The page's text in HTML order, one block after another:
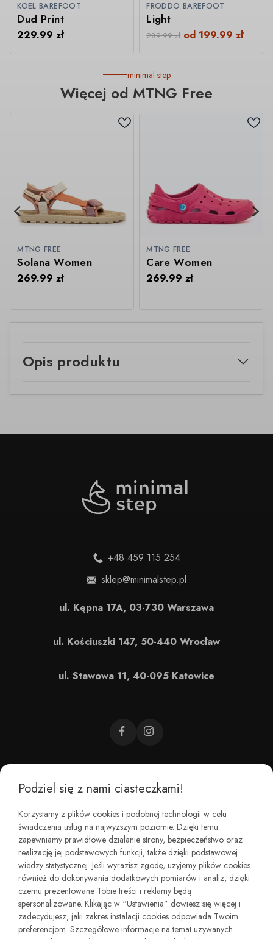
KOEL BAREFOOT
Dud Print
229.99zł
FRODDO BAREFOOT
Light
289.99zł od 199.99zł
minimal step
Więcej od MTNG Free
MTNG FREE
Solana Women
269.99zł
MTNG FREE
Care Women
269.99zł
Opis produktu
CZEMU BAREFOOT?
KIM JESTEŚMY?
REGULAMINY I ZWROTY
+48 459 115 254
sklep@minimalstep.pl
ul. Kępna 17A, 03-730 Warszawa
ul. Kościuszki 147, 50-440 Wrocław
ul. Stawowa 11, 40-095 Katowice
Podziel się z nami ciasteczkami!
Korzystamy z plików cookies i podobnej technologii w celu
świadczenia usług na najwyższym poziomie. Dzięki temu
zapewniamy prawidłowe działanie strony, bezpieczeństwo oraz
realizację jej podstawowych funkcji, także dzięki podstawowej
wiedzy statystycznej. Jeśli wyrazisz zgodę, użyjemy plików cookies
również do dokonywania dodatkowych pomiarów i analiz, dzięki
czemu prezentowane Tobie treści i reklamy będą
spersonalizowane. Klikając w “Ustawienia” dowiesz się więcej i
zadecydujesz, jaki zakres instalacji cookies odpowiada Twoim
preferencjom. Szczegółowe informacje na temat używanych